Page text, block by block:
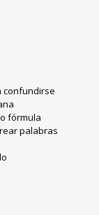
confundirse
fórmula
palabras